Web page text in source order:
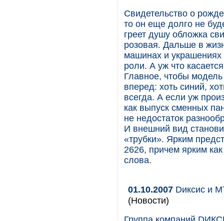
Свидетельство о
то он еще долго не
греет душу обложка
розовая. Дальше в
машинах и украшениях
роли. А уж что
Главное, чтобы
вперед: хоть синий,
всегда. А если уж
как выпуск сменных
не недостаток
И внешний вид
«трубки». Ярким
2626, причем ярким
слова.
01.10.2007 Dиксис и
(Новости)